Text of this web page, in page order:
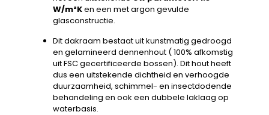
W/m²Ken een met argon gevulde
glasconstructie.
Dit dakraam bestaat uit kunstmatig gedroogd
en gelamineerd dennenhout ( 100% afkomstig
uit FSC gecertificeerde bossen). Dit hout heeft
dus een uitstekende dichtheid en verhoogde
duurzaamheid, schimmel- en insectdodende
behandeling en ook een dubbele laklaag op
waterbasis.